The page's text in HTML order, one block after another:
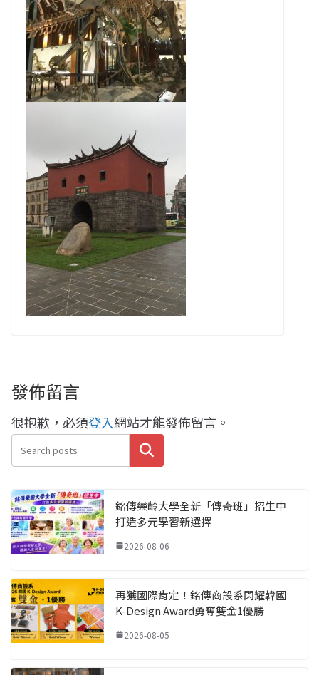
發佈留言
很抱歉，必須登入網站才能發佈留言。
搜尋
銘傳樂齡大學全新「傳奇班」招生中
打造多元學習新選擇
2026-08-06
再獲國際肯定！銘傳商設系閃耀韓國
K-Design Award勇奪雙金1優勝
2026-08-05